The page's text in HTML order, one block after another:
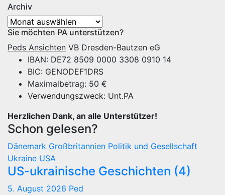
Archiv
Archiv
Sie möchten PA unterstützen?
Peds Ansichten VB Dresden-Bautzen eG
IBAN: DE72 8509 0000 3308 0910 14
BIC: GENODEF1DRS
Maximalbetrag: 50 €
Verwendungszweck: Unt.PA
Herzlichen Dank, an alle Unterstützer!
Schon gelesen?
Dänemark Großbritannien Politik und Gesellschaft
Ukraine USA
US-ukrainische Geschichten (4)
5. August 2026 Ped